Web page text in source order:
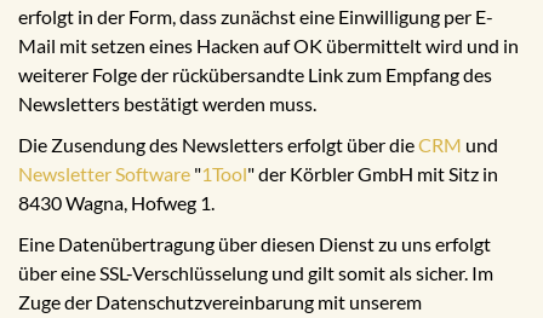
erfolgt in der Form, dass zunächst eine Einwilligung per E-
Mail mit setzen eines Hacken auf OK übermittelt wird und in
weiterer Folge der rückübersandte Link zum Empfang des
Newsletters bestätigt werden muss.
Die Zusendung des Newsletters erfolgt über dieCRM und
Newsletter Software "1Tool" der Körbler GmbH mit Sitz in
8430 Wagna, Hofweg 1.
Eine Datenübertragung über diesen Dienst zu uns erfolgt
über eine SSL-Verschlüsselung und gilt somit als sicher. Im
Zuge der Datenschutzvereinbarung mit unserem